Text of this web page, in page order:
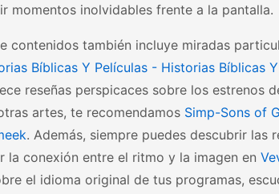
momentos inolvidables frente a la pantalla.
contenidos también incluye miradas
Bíblicas Y Películas - Historias Bíblicas
reseñas perspicaces sobre los estrenos
artes, te recomendamos Simp-Sons of
. Además, siempre puedes descubrir las
la conexión entre el ritmo y la imagen en
el idioma original de tus programas,